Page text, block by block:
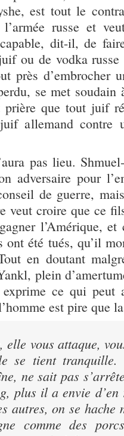
est tout le
russe et
dit-il, de
ou de vodka
près
se met
que tout juif
allemand contre
pas lieu.
adversaire pour
de guerre,
veut croire que ce
l’Amérique, et
ont été tués, qu’il
en doutant
plein
ce qui peut
est pire que
vous attaque,
se tient tranquille.
ne sait pas
plus il a envie d’en
autres, on se hache
comme des